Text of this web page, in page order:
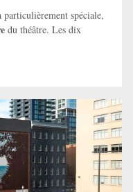
spéciale,
du théâtre. Les dix